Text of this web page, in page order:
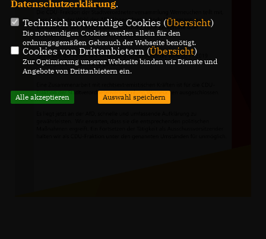
Datenschutzerklärung.
Technisch notwendige Cookies (Übersicht)
Die notwendigen Cookies werden allein für den
ordnungsgemäßen Gebrauch der Webseite benötigt.
Cookies von Drittanbietern (Übersicht)
Zur Optimierung unserer Webseite binden wir Dienste und
Angebote von Drittanbietern ein.
Alle akzeptieren Auswahl speichern